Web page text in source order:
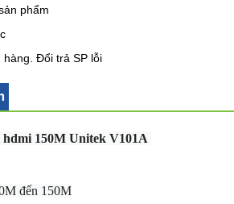
phẩm
Đổi trả SP lỗi
150M Unitek V101A
đến 150M